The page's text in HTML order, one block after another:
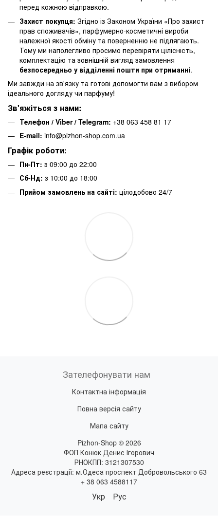
перед кожною відправкою.
Захист покупця: Згідно із Законом України «Про захист
прав споживачів», парфумерно-косметичні вироби
належної якості обміну та поверненню не підлягають.
Тому ми наполегливо просимо перевіряти цілісність,
комплектацію та зовнішній вигляд замовлення
безпосередньо у відділенні пошти при отриманні.
Ми завжди на зв'язку та готові допомогти вам з вибором
ідеального догляду чи парфуму!
Зв'яжіться з нами:
Телефон / Viber / Telegram: +38 063 458 81 17
E-mail: info@pizhon-shop.com.ua
Графік роботи:
Пн-Пт: з 09:00 до 22:00
Сб-Нд: з 10:00 до 18:00
Прийом замовлень на сайті: цілодобово 24/7
Зателефонувати нам
Контактна інформація
Повна версія сайту
Мапа сайту
Pizhon-Shop © 2026
ФОП Конюк Денис Ігорович
РНОКПП: 3121307530
Адреса реєстрації: м.Одеса проспект Добровольського 63
+ 38 063 4588117
Укр Рус